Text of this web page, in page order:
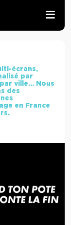
WIFI & RÉSEAU
écrans,
par
ville... Nous
des
en France